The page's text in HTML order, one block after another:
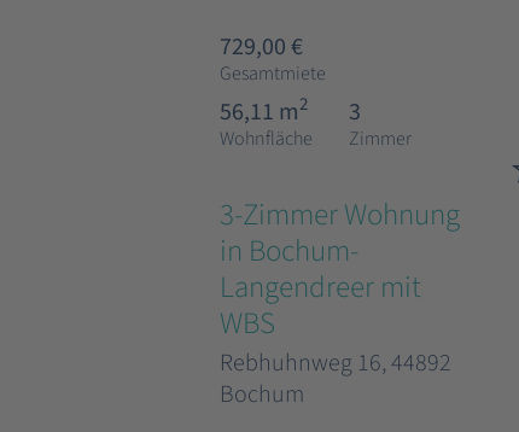
729,00 €
Gesamtmiete
56,11 m2
Wohnfläche
3
Zimmer
3-Zimmer Wohnung
in Bochum-
Langendreer mit
WBS
Rebhuhnweg 16, 44892
Bochum